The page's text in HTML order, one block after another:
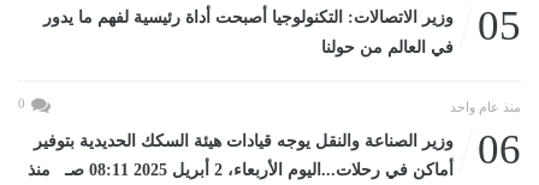
05
وزير الاتصالات: التكنولوجيا أصبحت أداة رئيسية لفهم ما يدور
في العالم من حولنا
منذ عام واحد 0
06
وزير الصناعة والنقل يوجه قيادات هيئة السكك الحديدية بتوفير
أماكن في رحلات...اليوم الأربعاء، 2 أبريل 2025 08:11 صـ منذ